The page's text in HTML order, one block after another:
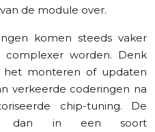
de module over.
komen steeds vaker
complexer worden. Denk
het monteren of updaten
verkeerde coderingen na
chip-tuning. De
dan in een soort